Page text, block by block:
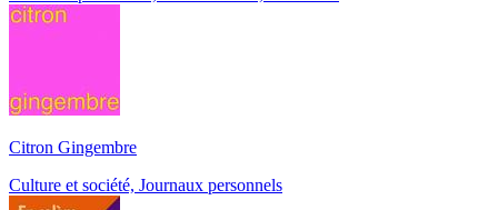
Citron Gingembre
Culture et société, Journaux personnels